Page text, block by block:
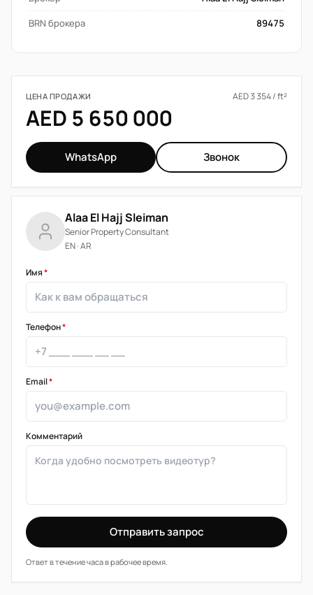
BRN брокера
89475
ЦЕНА ПРОДАЖИ AED 3 354 / ft²
AED 5 650 000
WhatsApp Звонок
Alaa El Hajj Sleiman
Senior Property Consultant
EN · AR
Имя*
Телефон*
Email*
Комментарий
Отправить запрос
Ответ в течение часа в рабочее время.